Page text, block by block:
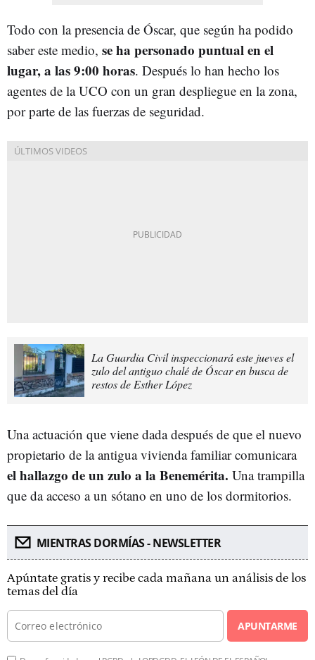
Todo con la presencia de Óscar, que según ha podido
saber este medio, se ha personado puntual en el
lugar, a las 9:00 horas. Después lo han hecho los
agentes de la UCO con un gran despliegue en la zona,
por parte de las fuerzas de seguridad.
La Guardia Civil inspeccionará este jueves el
zulo del antiguo chalé de Óscar en busca de
restos de Esther López
Una actuación que viene dada después de que el nuevo
propietario de la antigua vivienda familiar comunicara
el hallazgo de un zulo a la Benemérita. Una trampilla
que da acceso a un sótano en uno de los dormitorios.
MIENTRAS DORMÍAS - NEWSLETTER
Apúntate gratis y recibe cada mañana un análisis de los
temas del día
APUNTARME